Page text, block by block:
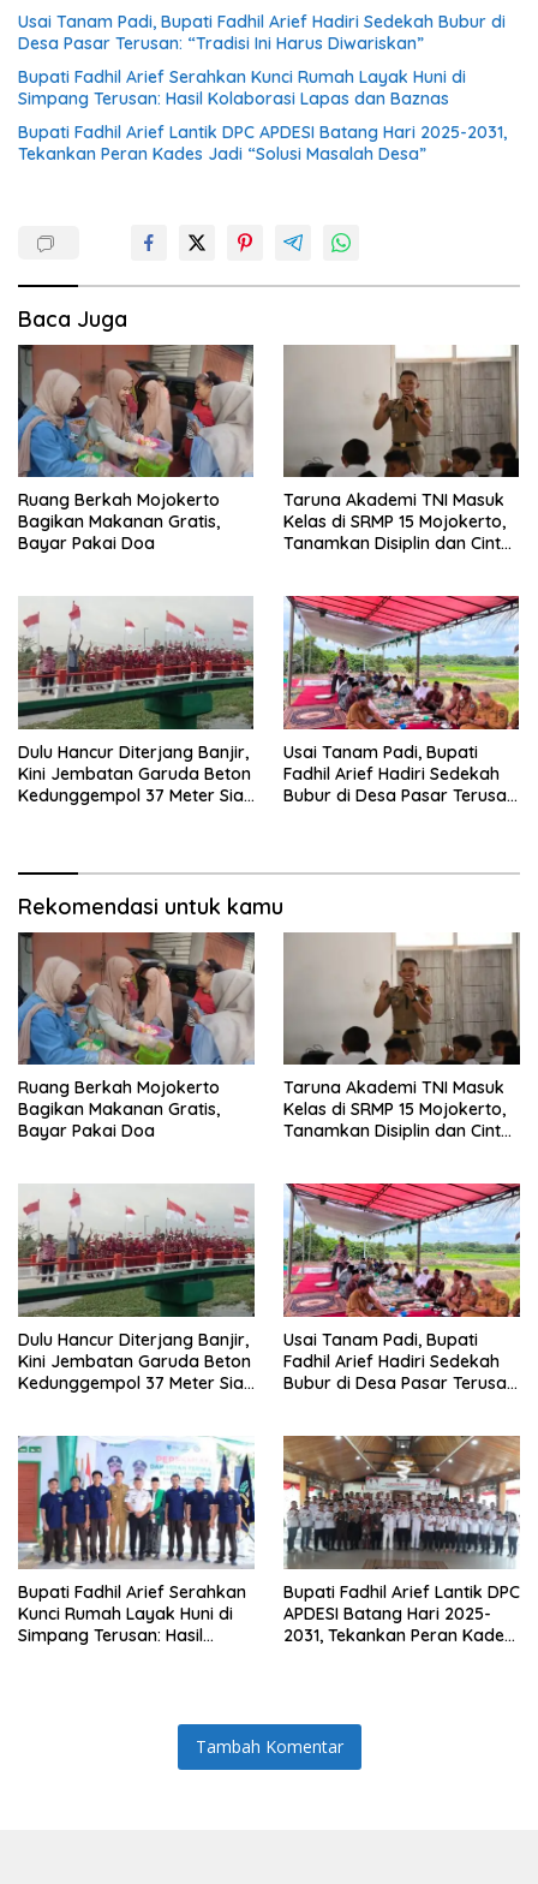
Usai Tanam Padi, Bupati Fadhil Arief Hadiri Sedekah Bubur di
Desa Pasar Terusan: “Tradisi Ini Harus Diwariskan”
Bupati Fadhil Arief Serahkan Kunci Rumah Layak Huni di
Simpang Terusan: Hasil Kolaborasi Lapas dan Baznas
Bupati Fadhil Arief Lantik DPC APDESI Batang Hari 2025-2031,
Tekankan Peran Kades Jadi “Solusi Masalah Desa”
Baca Juga
Ruang Berkah Mojokerto
Bagikan Makanan Gratis,
Bayar Pakai Doa
Taruna Akademi TNI Masuk
Kelas di SRMP 15 Mojokerto,
Tanamkan Disiplin dan Cinta
Dulu Hancur Diterjang Banjir,
Kini Jembatan Garuda Beton
Kedunggempol 37 Meter Siap
Usai Tanam Padi, Bupati
Fadhil Arief Hadiri Sedekah
Bubur di Desa Pasar Terusan:
Rekomendasi untuk kamu
Ruang Berkah Mojokerto
Bagikan Makanan Gratis,
Bayar Pakai Doa
Taruna Akademi TNI Masuk
Kelas di SRMP 15 Mojokerto,
Tanamkan Disiplin dan Cinta
Dulu Hancur Diterjang Banjir,
Kini Jembatan Garuda Beton
Kedunggempol 37 Meter Siap
Usai Tanam Padi, Bupati
Fadhil Arief Hadiri Sedekah
Bubur di Desa Pasar Terusan:
Bupati Fadhil Arief Serahkan
Kunci Rumah Layak Huni di
Simpang Terusan: Hasil
Bupati Fadhil Arief Lantik DPC
APDESI Batang Hari 2025-
2031, Tekankan Peran Kades
Tambah Komentar